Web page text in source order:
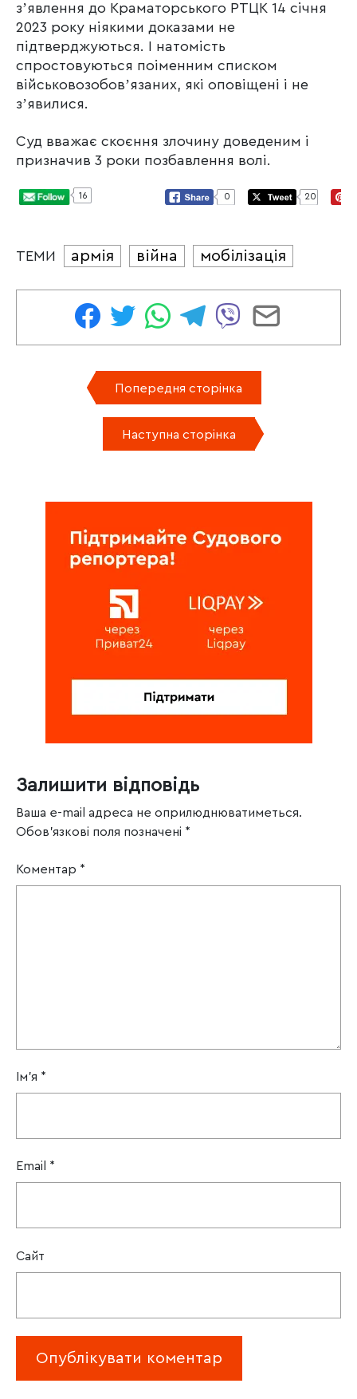
зʼявлення до Краматорського РТЦК 14 січня
2023 року ніякими доказами не
підтверджуються. І натомість
спростовуються поіменним списком
військовозобовʼязаних, які оповіщені і не
зʼявилися.
Суд вважає скоєння злочину доведеним і
призначив 3 роки позбавлення волі.
16 0 20
ТЕМИ армія війна мобілізація
Попередня сторінка
Наступна сторінка
Залишити відповідь
Ваша e-mail адреса не оприлюднюватиметься.
Обов’язкові поля позначені *
Коментар *
Ім'я *
Email *
Сайт